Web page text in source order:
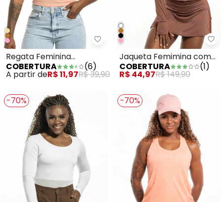
Regata Feminina
Cropped Rosa
COBERTURA (6)
A partir deR$ 11,97R$ 39,90
Jaqueta Femimina com
Capuz Marrom
COBERTURA (1)
R$ 44,97R$ 149,90
-70% -70%